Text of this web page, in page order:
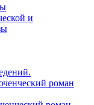
и
роман